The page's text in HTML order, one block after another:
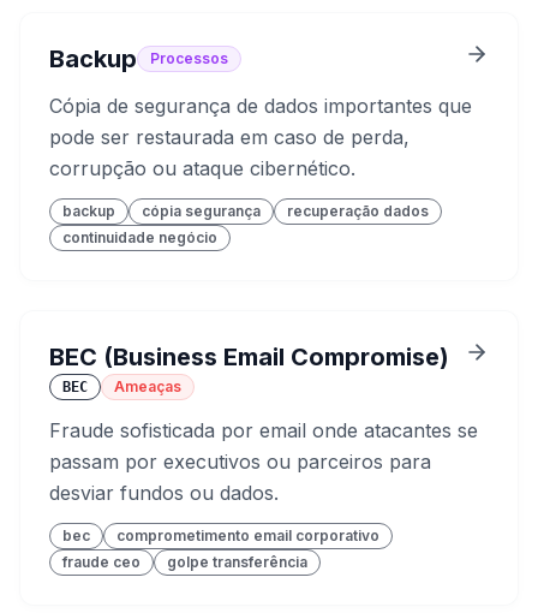
Backup Processos
Cópia de segurança de dados importantes que
pode ser restaurada em caso de perda,
corrupção ou ataque cibernético.
backup cópia segurança
recuperação dados
continuidade negócio
BEC (Business Email Compromise)
BEC Ameaças
Fraude sofisticada por email onde atacantes se
passam por executivos ou parceiros para
desviar fundos ou dados.
bec
comprometimento email corporativo
fraude ceo
golpe transferência